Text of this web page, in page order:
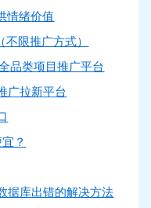
情绪价值
限推广方式）
品类项目推广平台
广拉新平台
？
据库出错的解决方法